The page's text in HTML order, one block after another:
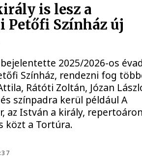
is lesz a
Petőfi Színház új
2025/2026-os
Színház, rendezni fog
Rátóti Zoltán, Józan
és színpadra kerül például A
az István a király,
közt a Tortúra.